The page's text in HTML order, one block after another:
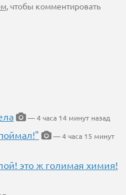
, чтобы комментировать
— 4 часа 14 минут назад
— 4 часа 15 минут
это ж голимая химия!